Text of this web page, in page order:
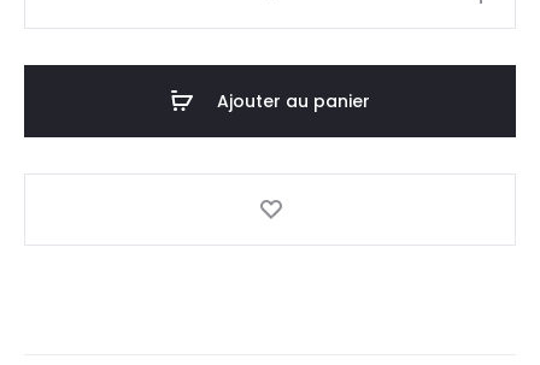
était :
16,9
DT.
est :
13,5
DT.
Shampooing,100ml
Ajouter au panier